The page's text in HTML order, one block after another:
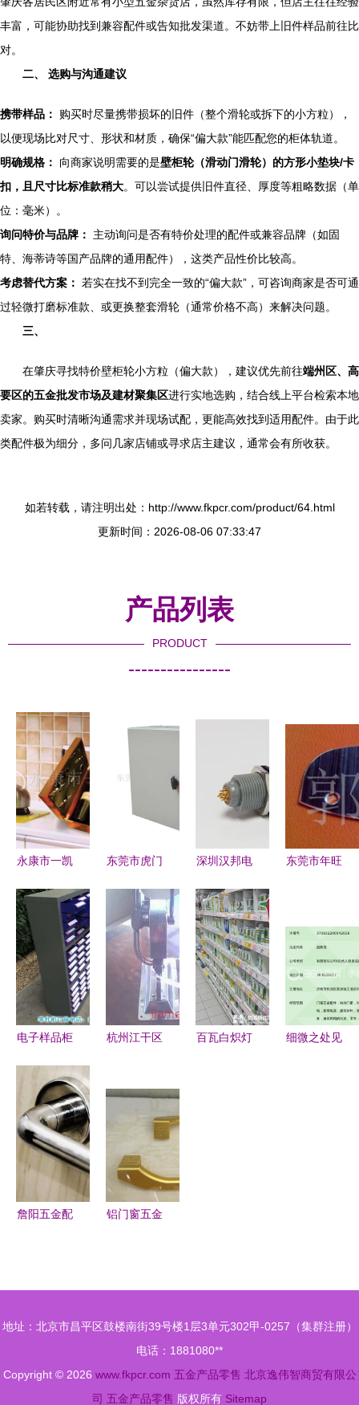
丰富，可能协助找到兼容配件或告知批发渠道。不妨带上旧件样品前往比
对。
二、 选购与沟通建议
携带样品：
购买时尽量携带损坏的旧件（整个滑轮或拆下的小方粒），
以便现场比对尺寸、形状和材质，确保“偏大款”能匹配您的柜体轨道。
明确规格：
向商家说明需要的是壁柜轮（滑动门滑轮）的方形小垫块/卡
扣，且尺寸比标准款稍大。可以尝试提供旧件直径、厚度等粗略数据（单
位：毫米）。
询问特价与品牌：
主动询问是否有特价处理的配件或兼容品牌（如固
特、海蒂诗等国产品牌的通用配件），这类产品性价比较高。
考虑替代方案： 若实在找不到完全一致的“偏大款”，可咨询商家是否可通
过轻微打磨标准款、或更换整套滑轮（通常价格不高）来解决问题。
三、
在肇庆寻找特价壁柜轮小方粒（偏大款），建议优先前往端州区、高
要区的五金批发市场及建材聚集区进行实地选购，结合线上平台检索本地
卖家。购买时清晰沟通需求并现场试配，更能高效找到适用配件。由于此
类配件极为细分，多问几家店铺或寻求店主建议，通常会有所收获。
如若转载，请注明出处：http://www.fkpcr.com/product/64.html
更新时间：2026-08-06 07:33:47
产品列表
PRODUCT
----------------
永康市一凯
品酒类包装
与五金产品
零售导览
东莞市虎门
制品厂 匠
心五金，点
亮品质生活
深圳汉邦电
业五金塑胶
件与模具制
造的高品质
服务商
东莞市年旺
部件加工与
五金产品零
售一站式服
务商
电子样品柜
北75抽屉柜
联动五金零
售，重塑样
本存储量产
体系
杭州江干区
商中，携手
全球加盟网
共赢未来
百瓦白炽灯
细微之处见
詹阳五金配
铝门窗五金
地址：北京市昌平区鼓楼南街39号楼1层3单元302甲-0257（集群注册）
电话：1881080**
Copyright © 2026 www.fkpcr.com 五金产品零售 北京逸伟智商贸有限公
司 五金产品零售 版权所有 Sitemap